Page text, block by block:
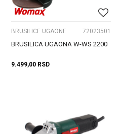
BRUSILICE UGAONE 72023501
BRUSILICA UGAONA W-WS 2200
9.499,00 RSD